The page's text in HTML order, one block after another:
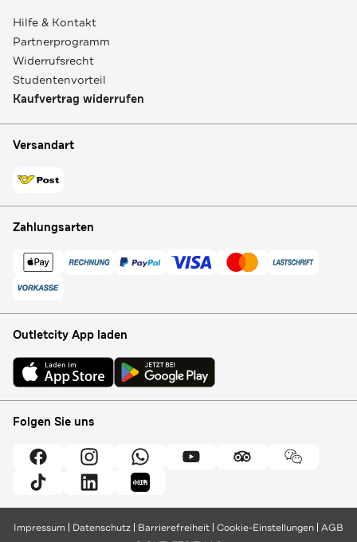
Hilfe & Kontakt
Partnerprogramm
Widerrufsrecht
Studentenvorteil
Kaufvertrag widerrufen
Versandart
Zahlungsarten
Outletcity App laden
Folgen Sie uns
Impressum Datenschutz Barrierefreiheit Cookie-Einstellungen AGB